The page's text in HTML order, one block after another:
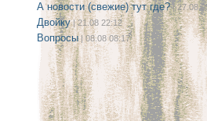
А новости (свежие) тут где?| 27.08
Двойку| 21.08 22:12
Вопросы| 08.08 08:17